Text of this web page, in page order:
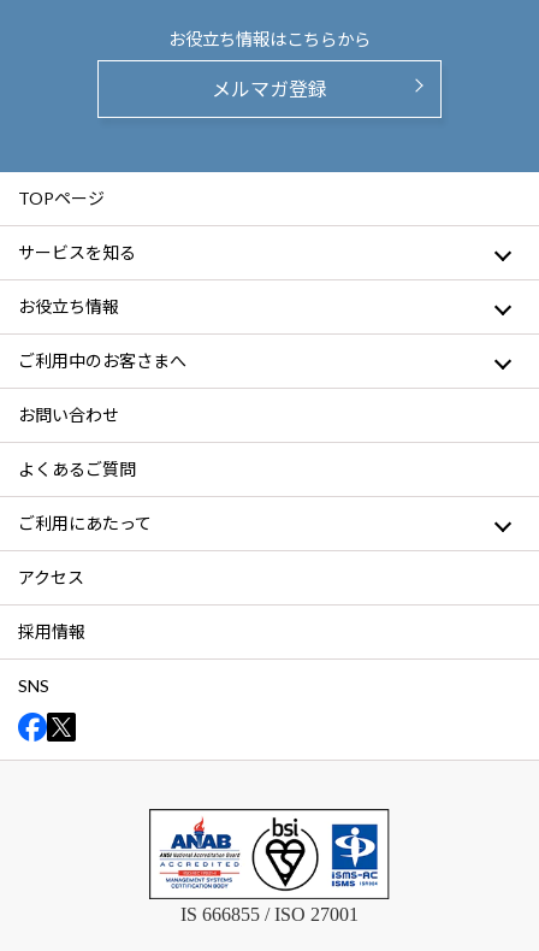
お役立ち情報はこちらから
メルマガ登録
TOPページ
サービスを知る
お役立ち情報
ご利用中のお客さまへ
お問い合わせ
よくあるご質問
ご利用にあたって
アクセス
採用情報
SNS
IS 666855 / ISO 27001